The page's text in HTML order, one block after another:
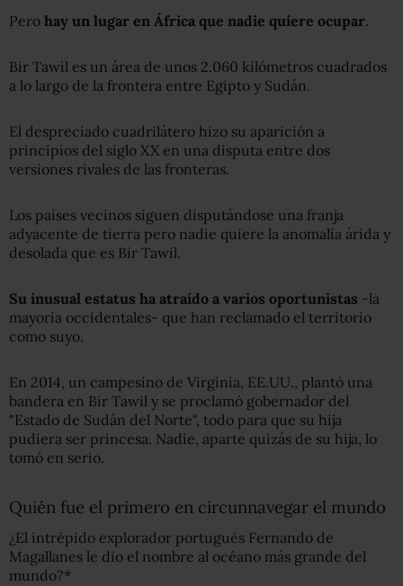
Pero hay un lugar en África que nadie quiere ocupar.
Bir Tawil es un área de unos 2.060 kilómetros cuadrados
a lo largo de la frontera entre Egipto y Sudán.
El despreciado cuadrilátero hizo su aparición a
principios del siglo XX en una disputa entre dos
versiones rivales de las fronteras.
Los países vecinos siguen disputándose una franja
adyacente de tierra pero nadie quiere la anomalía árida y
desolada que es Bir Tawil.
Su inusual estatus ha atraído a varios oportunistas -la
mayoría occidentales- que han reclamado el territorio
como suyo.
En 2014, un campesino de Virginia, EE.UU., plantó una
bandera en Bir Tawil y se proclamó gobernador del
"Estado de Sudán del Norte", todo para que su hija
pudiera ser princesa. Nadie, aparte quizás de su hija, lo
tomó en serio.
Quién fue el primero en circunnavegar el mundo
¿El intrépido explorador portugués Fernando de
Magallanes le dio el nombre al océano más grande del
mundo?*